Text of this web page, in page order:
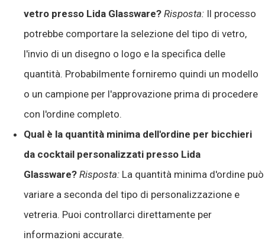
vetro presso Lida Glassware? Risposta: Il processo
potrebbe comportare la selezione del tipo di vetro,
l'invio di un disegno o logo e la specifica delle
quantità. Probabilmente forniremo quindi un modello
o un campione per l'approvazione prima di procedere
con l'ordine completo.
Qual è la quantità minima dell'ordine per bicchieri
da cocktail personalizzati presso Lida
Glassware? Risposta: La quantità minima d'ordine può
variare a seconda del tipo di personalizzazione e
vetreria. Puoi controllarci direttamente per
informazioni accurate.